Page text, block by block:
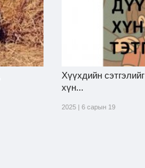
Хүүхдийн
хүн...
2025 | 6 сарын 19